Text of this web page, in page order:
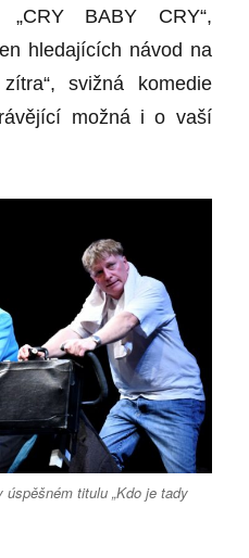
BABY CRY“,
hledajících návod na
svižná komedie
možná i o vaší
titulu „Kdo je tady